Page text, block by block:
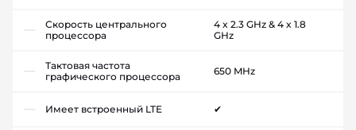
Скорость центрального
процессора
4 x 2.3 GHz & 4 x 1.8
GHz
Тактовая частота
графического процессора
650 MHz
Имеет встроенный LTE ✔